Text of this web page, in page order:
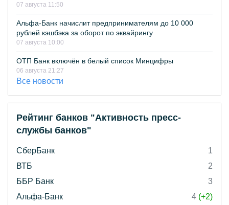
07 августа 11:50
Альфа-Банк начислит предпринимателям до 10 000
рублей кэшбэка за оборот по эквайрингу
07 августа 10:00
ОТП Банк включён в белый список Минцифры
06 августа 21:27
Все новости
Рейтинг банков "Активность пресс-
службы банков"
СберБанк
1
ВТБ
2
ББР Банк
3
Альфа-Банк
4 (+2)